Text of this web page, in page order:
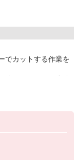
ください。
フサービスグルー
ルや希望条件に応
ただけます。
会来場】の3つから
です。
でカットする作業を